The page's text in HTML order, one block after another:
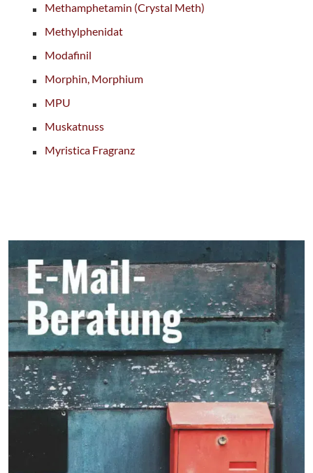
Methamphetamin (Crystal Meth)
Methylphenidat
Modafinil
Morphin, Morphium
MPU
Muskatnuss
Myristica Fragranz
Seitenbereich